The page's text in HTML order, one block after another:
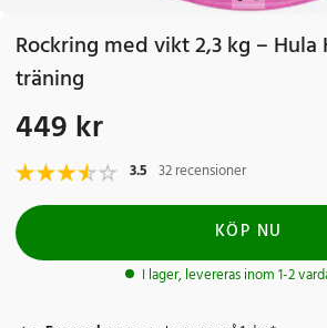
Rockring med vikt 2,3 kg –
träning
Pris:449 kr
449 kr
3.5 32 recensioner
KÖP NU
I lager, levereras inom 1-2